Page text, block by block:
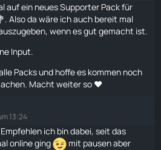
auf ein neuesSupporter Packfür
Also da wäre ich auch bereit mal
wenn es gut gemacht ist.
Input.
Packs und hoffe es kommen noch
Macht weiter so ❤️
13:24
ich bin dabei, seit das
online ging
mit pausen aber